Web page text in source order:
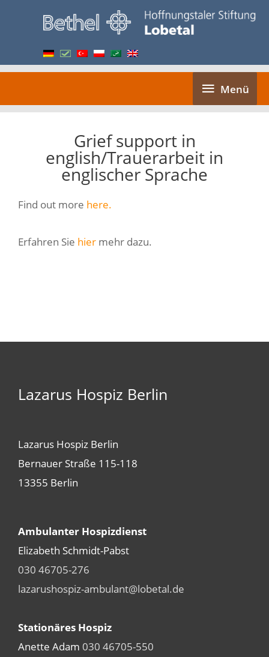
Menü
Menü
Grief support in
english/Trauerarbeit in
englischer Sprache
Find out more here.
Erfahren Sie hier mehr dazu.
Lazarus Hospiz Berlin
Lazarus Hospiz Berlin
Bernauer Straße 115-118
13355 Berlin
Ambulanter Hospizdienst
Elizabeth Schmidt-Pabst
030 46705-276
lazarushospiz-ambulant@lobetal.de
Stationäres Hospiz
Anette Adam 030 46705-550